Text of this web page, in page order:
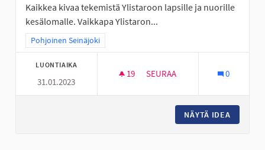
Kaikkea kivaa tekemistä Ylistaroon lapsille ja nuorille
kesälomalle. Vaikkapa Ylistaron...
Rajaa tulokset teeman mukaan: Pohjoinen Seinäjoki
Pohjoinen Seinäjoki
LUONTIAIKA
31.01.2023
19 19 SEURAAJAA
SEURAA 0
NÄYTÄ IDEA